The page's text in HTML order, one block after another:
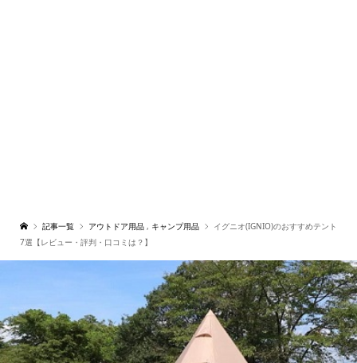
記事一覧 アウトドア用品 , キャンプ用品
イグニオ(IGNIO)のおすすめテント
7選【レビュー・評判・口コミは？】